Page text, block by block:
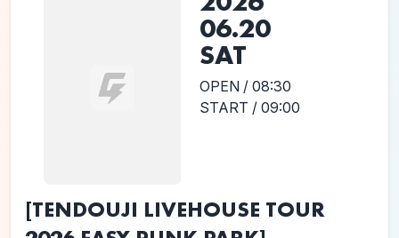
06.20
SAT
OPEN / 08:30
START / 09:00
[TENDOUJI LIVEHOUSE TOUR